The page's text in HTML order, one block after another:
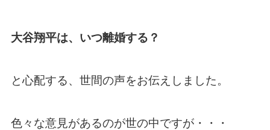
大谷翔平は、いつ離婚する？
と心配する、世間の声をお伝えしました。
色々な意見があるのが世の中ですが・・・